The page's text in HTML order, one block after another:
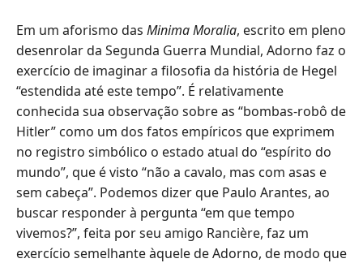
Em um aforismo das Minima Moralia, escrito em pleno
desenrolar da Segunda Guerra Mundial, Adorno faz o
exercício de imaginar a filosofia da história de Hegel
“estendida até este tempo”. É relativamente
conhecida sua observação sobre as “bombas-robô de
Hitler” como um dos fatos empíricos que exprimem
no registro simbólico o estado atual do “espírito do
mundo”, que é visto “não a cavalo, mas com asas e
sem cabeça”. Podemos dizer que Paulo Arantes, ao
buscar responder à pergunta “em que tempo
vivemos?”, feita por seu amigo Rancière, faz um
exercício semelhante àquele de Adorno, de modo que